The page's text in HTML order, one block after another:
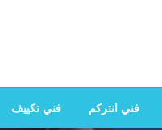
جميع الخدمات
فني انتركم فني تكييف